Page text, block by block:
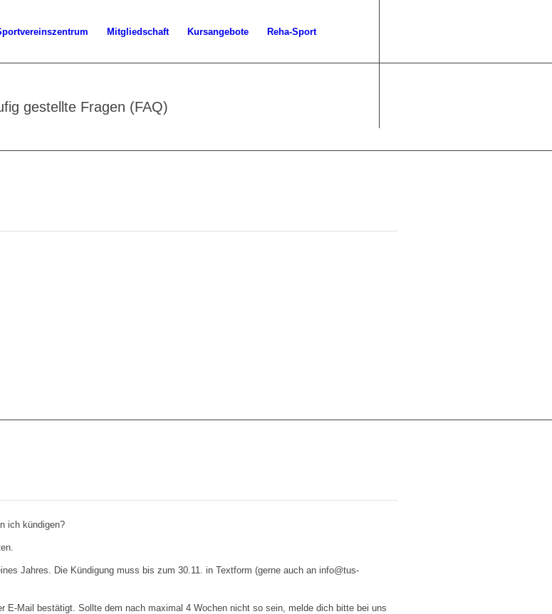
Mitgliedschaft Kursangebote Reha-Sport
gestellte Fragen (FAQ)
ich kündigen?
Jahres. Die Kündigung muss bis zum 30.11. in Textform (gerne auch an info@tus-
E-Mail bestätigt. Sollte dem nach maximal 4 Wochen nicht so sein, melde dich bitte bei uns